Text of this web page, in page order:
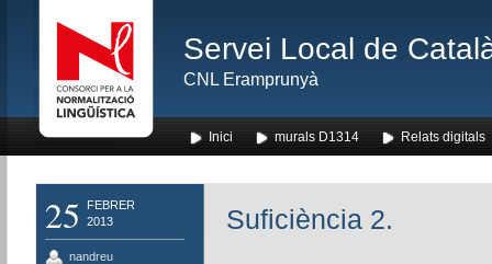
Servei Local de
CNL Eramprunyà
Inici murals D1314 Relats digitals
25
FEBRER
2013
nandreu
Suficiència 2.